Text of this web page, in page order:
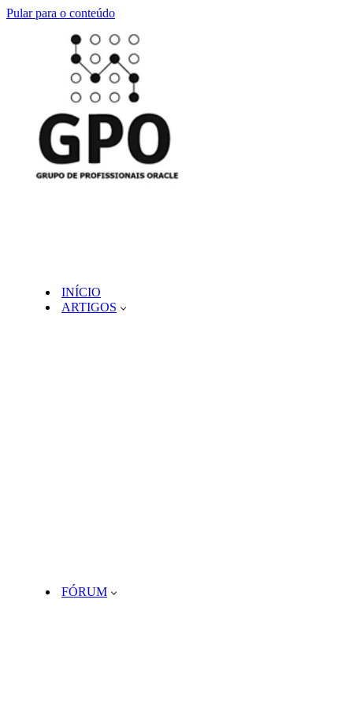
Pular para o conteúdo
INÍCIO
ARTIGOS
FÓRUM